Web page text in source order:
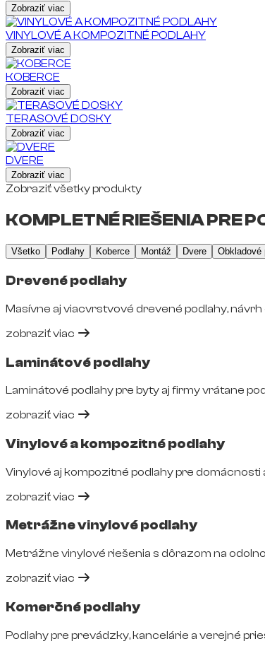
Zobraziť viac
VINYLOVÉ A KOMPOZITNÉ PODLAHY
Zobraziť viac
KOBERCE
Zobraziť viac
TERASOVÉ DOSKY
Zobraziť viac
DVERE
Zobraziť viac
Zobraziť všetky produkty
KOMPLETNÉ RIEŠENIA PRE
Všetko Podlahy Koberce Montáž Dvere Obkladové
Drevené podlahy
Masívne aj viacvrstvové drevené podlahy,
zobraziť viac
Laminátové podlahy
Laminátové podlahy pre byty aj firmy vrátane
zobraziť viac
Vinylové a kompozitné podlahy
Vinylové aj kompozitné podlahy pre
zobraziť viac
Metrážne vinylové podlahy
Metrážne vinylové riešenia s dôrazom na
zobraziť viac
Komerčné podlahy
Podlahy pre prevádzky, kancelárie a verejné